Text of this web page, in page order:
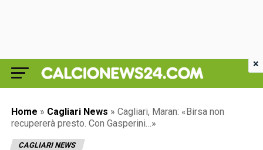
Home » Cagliari News » Cagliari, Maran: «Birsa non
recupererà presto. Con Gasperini…»
CAGLIARI NEWS
×